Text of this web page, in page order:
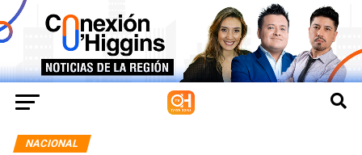
NACIONAL